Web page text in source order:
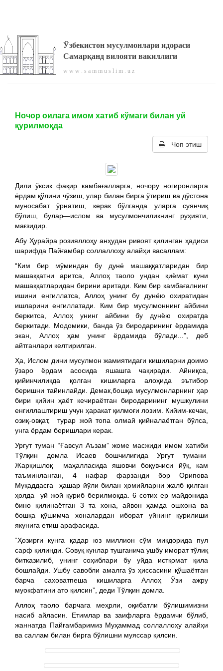
Ўзбекистон мусулмонлари идораси
Самарқанд вилояти вакиллиги
w w w . s a m m u s l i m . u z
Ночор оилага имом хатиб кўмаги билан уй
қурилмоқда
Чоп этиш
Дили ўксик фақир камбағалларга, ночору ногиронларга
ёрдам қўлини чўзиш, улар билан бирга ўтириш ва дўстона
муносабат ўрнатиш, керак бўлганда уларга суянчиқ
бўлиш, булар—ислом ва мусулмончиликнинг руҳияти,
мағзидир.
Абу Ҳурайра розияллоҳу анҳудан ривоят қилинган ҳадиси
шарифда Пайғамбар соллаллоҳу алайҳи васаллам:
“Ким бир мўминдан бу дунё машаққатларидан бир
машаққатни аритса, Аллоҳ таоло ундан қиёмат куни
машаққатларидан бирини аритади. Ким бир камбағалнинг
ишини енгиллатса, Аллоҳ унинг бу дунёю охиратидан
ишларини енгиллатади. Ким бир мусулмоннинг айбини
беркитса, Аллоҳ унинг айбини бу дунёю охиратда
беркитади. Модомики, банда ўз биродарининг ёрдамида
экан, Аллоҳ ҳам унинг ёрдамида бўлади...”, деб
айтганлари келтирилган.
Ҳа, Ислом дини мусулмон жамиятидаги кишиларни доимо
ўзаро ёрдам асосида яшашга чақиради. Айниқса,
қийинчиликда қолган кишиларга алоҳида эътибор
беришни тайинлайди. Демак,бошқа мусулмонларнинг ҳар
бири қийин ҳаёт кечираётган биродарининг мушкулини
енгиллаштириш учун ҳаракат қилмоғи лозим. Кийим-кечак,
озиқ-овқат, турар жой топа олмай қийналаётган бўлса,
унга ёрдам беришлари керак.
Ургут туман “Ғавсул Аъзам” жоме масжиди имом хатиби
Тўлқин домла Исаев бошчилигида Ургут тумани
Жарқишлоқ маҳалласида яшовчи боқувчиси йўқ, кам
таъминланган, 4 нафар фарзанди бор Орипова
Муқаддасга ҳашар йўли билан ҳомийларни жалб қилган
ҳолда уй жой қуриб берилмоқда. 6 сотих ер майдонида
бино қилинаётган 3 та хона, айвон ҳамда ошхона ва
бошқа қўшимча хоналардан иборат уйнинг қурилиши
якунига етиш арафасида.
“Ҳозирги кунга қадар юз миллион сўм миқдорида пул
сарф қилинди. Совуқ кунлар тушганича ушбу иморат тўлиқ
битказилиб, унинг соҳиблари бу уйда истқомат қила
бошлайди. Ушбу савобли амалга ўз ҳиссасини қўшаётган
барча саховатпеша кишиларга Аллоҳ Ўзи ажру
муокфатини ато қилсин”, деди Тўлқин домла.
Аллоҳ таоло барчага меҳрли, оқибатли бўлишимизни
насиб айласин. Етимлар ва заифларга ёрдамчи бўлиб,
жаннатда Пайғамбаримиз Муҳаммад соллаллоҳу алайҳи
ва саллам билан бирга бўлишни муяссар қилсин.